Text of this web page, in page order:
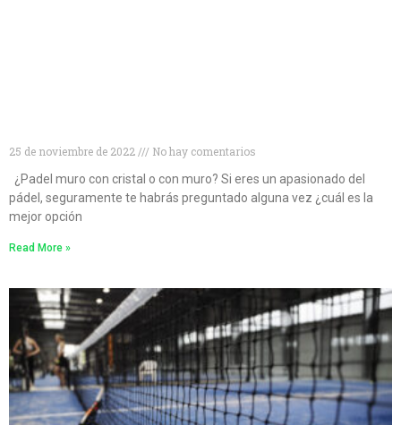
25 de noviembre de 2022
No hay comentarios
¿Padel muro con cristal o con muro? Si eres un apasionado del
pádel, seguramente te habrás preguntado alguna vez ¿cuál es la
mejor opción
Read More »